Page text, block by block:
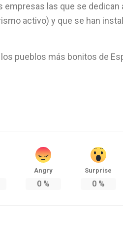
empresas las que se dedican
activo) y que se han
pueblos más bonitos de
Angry
0 %
Surprise
0%